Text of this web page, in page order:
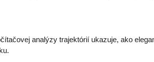
analýzy trajektórií ukazuje, ako